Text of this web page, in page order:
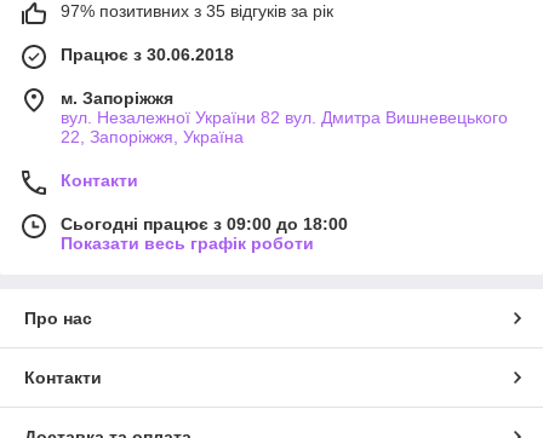
97% позитивних з 35 відгуків за рік
Працює з 30.06.2018
м. Запоріжжя
вул. Незалежної України 82 вул. Дмитра Вишневецького
22, Запоріжжя, Україна
Контакти
Сьогодні працює з 09:00 до 18:00
Показати весь графік роботи
Про нас
Контакти